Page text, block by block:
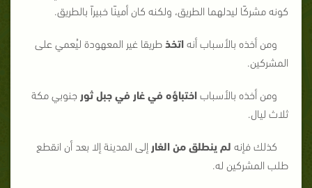
كونه مشركًا ليدلهما الطريق، ولكنه كان أمينًا خبيراً بالطريق.
ومن أخذه بالأسباب أنهاتخذطريقا غير المعهودة ليُعمي على
المشركين.
ومن أخذه بالأسباباختباؤه في غار في جبل ثور جنوبي مكة
ثلاث ليال.
كذلك فإنه لم ينطلق من الغار إلى المدينة إلا بعد أن انقطع
طلب المشركين له.